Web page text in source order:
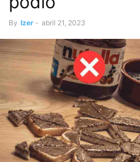
By Izer - abril 21, 2023